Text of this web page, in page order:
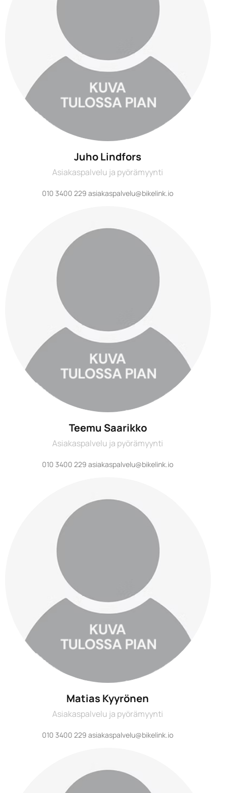
Juho Lindfors
Asiakaspalvelu ja pyörämyynti
010 3400 229 asiakaspalvelu@bikelink.io
Teemu Saarikko
Asiakaspalvelu ja pyörämyynti
010 3400 229 asiakaspalvelu@bikelink.io
Matias Kyyrönen
Asiakaspalvelu ja pyörämyynti
010 3400 229 asiakaspalvelu@bikelink.io